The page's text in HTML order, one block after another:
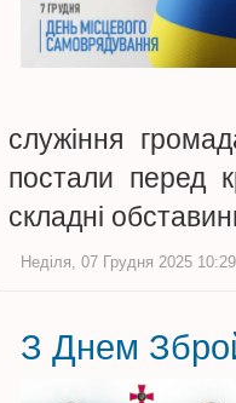
служіння
постали перед
складні
Неділя, 07 Грудня 2025
З Днем